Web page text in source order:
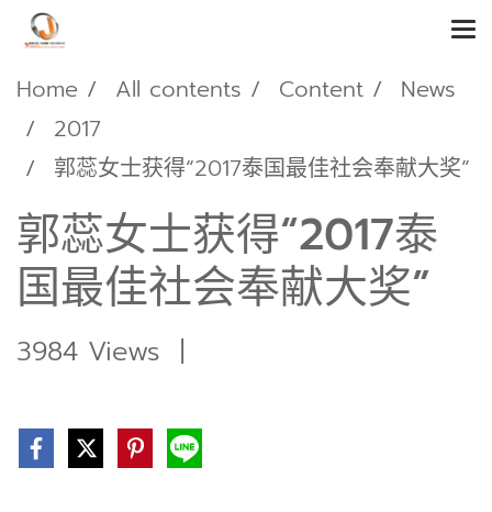
Home All contents Content
News
2017
郭蕊女士获得“2017泰国最佳社会奉献大奖”
郭蕊女士获得“2017泰
国最佳社会奉献大奖”
3984 Views |